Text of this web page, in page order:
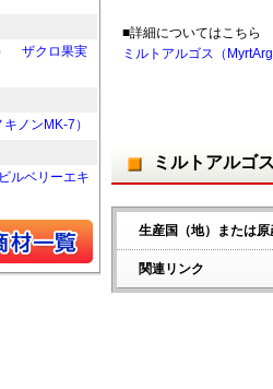
■詳細についてはこちら
ミルトアルゴス（
ミルトアルゴ
生産国（地）または原
関連リンク
ザクロ果実
ノンMK-7）
ルベリーエキ